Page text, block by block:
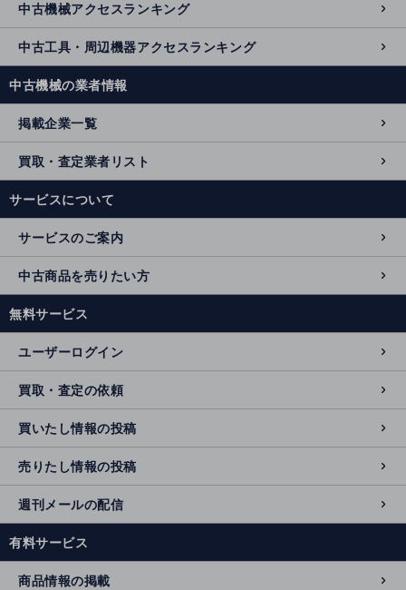
中古機械アクセスランキング
中古工具・周辺機器アクセスランキング
中古機械の業者情報
掲載企業一覧
買取・査定業者リスト
サービスについて
サービスのご案内
中古商品を売りたい方
無料サービス
ユーザーログイン
買取・査定の依頼
買いたし情報の投稿
売りたし情報の投稿
週刊メールの配信
有料サービス
商品情報の掲載